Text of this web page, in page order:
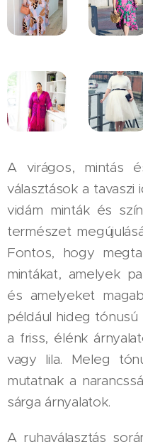
A virágos, mintás
választások a tavaszi
vidám minták és
természet
Fontos, hogy
mintákat, amelyek
és amelyeket
például hideg
a friss, élénk
vagy lila. Meleg
mutatnak a
sárga árnyalatok.
A ruhaválasztás